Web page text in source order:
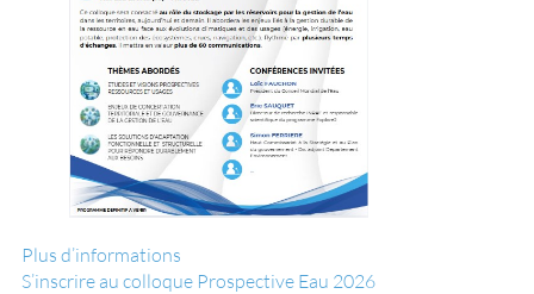
Plus d’informations
S’inscrire au colloque Prospective Eau 2026